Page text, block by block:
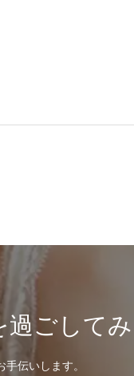
ごして
伝いします。